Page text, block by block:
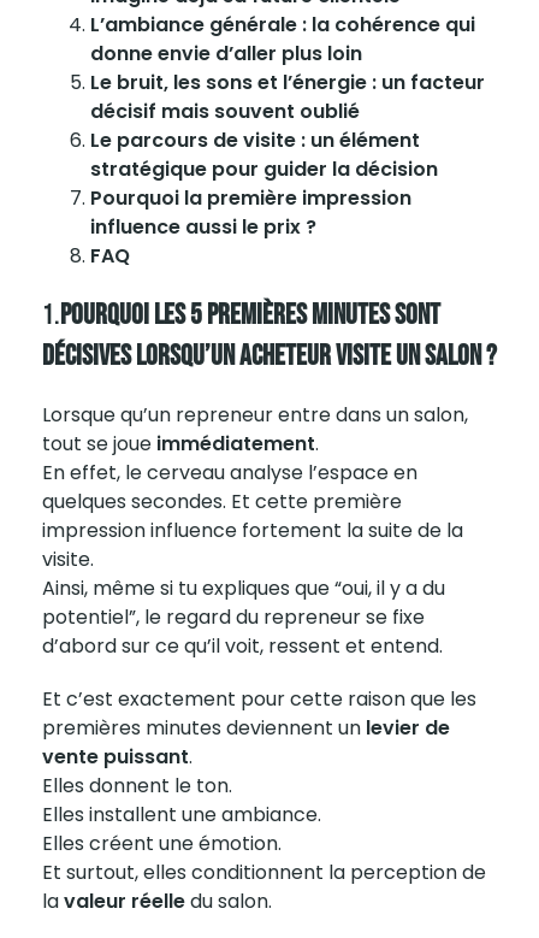
L’ambiance générale : la cohérence qui
donne envie d’aller plus loin
Le bruit, les sons et l’énergie : un facteur
décisif mais souvent oublié
Le parcours de visite : un élément
stratégique pour guider la décision
Pourquoi la première impression
influence aussi le prix ?
FAQ
1.Pourquoi Les 5 Premières Minutes Sont
Décisives Lorsqu’un Acheteur Visite Un Salon ?
Lorsque qu’un repreneur entre dans un salon,
tout se joue immédiatement.
En effet, le cerveau analyse l’espace en
quelques secondes. Et cette première
impression influence fortement la suite de la
visite.
Ainsi, même si tu expliques que “oui, il y a du
potentiel”, le regard du repreneur se fixe
d’abord sur ce qu’il voit, ressent et entend.
Et c’est exactement pour cette raison que les
premières minutes deviennent un levier de
vente puissant.
Elles donnent le ton.
Elles installent une ambiance.
Elles créent une émotion.
Et surtout, elles conditionnent la perception de
lavaleur réelledu salon.